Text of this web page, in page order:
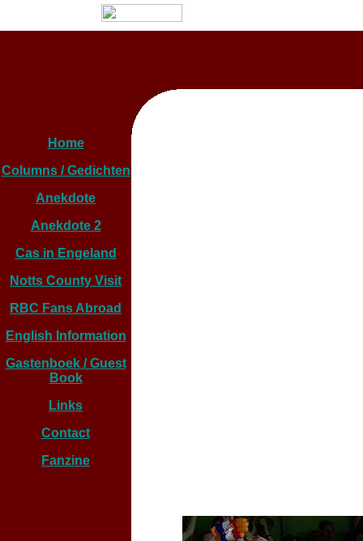
Home
Columns / Gedichten
Anekdote
Anekdote 2
Cas in Engeland
Notts County Visit
RBC Fans Abroad
English Information
Gastenboek / Guest
Book
Links
Contact
Fanzine